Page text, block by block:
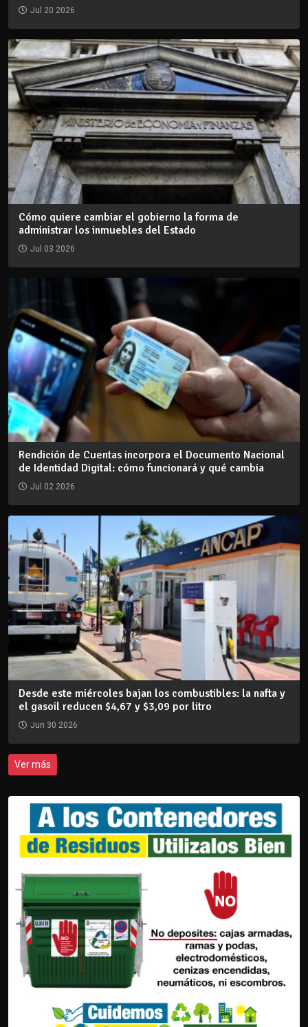
Jul 20 2026
Cómo quiere cambiar el gobierno la forma de
administrar los inmuebles del Estado
Jul 03 2026
Rendición de Cuentas incorpora el Documento Nacional
de Identidad Digital: cómo funcionará y qué cambia
Jul 02 2026
Desde este miércoles bajan los combustibles: la nafta y
el gasoil reducen $4,67 y $3,09 por litro
Jun 30 2026
Ver más